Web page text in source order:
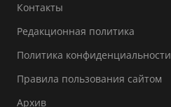
Контакты
Редакционная политика
Политика конфиденциальности
Правила пользования сайтом
Архив